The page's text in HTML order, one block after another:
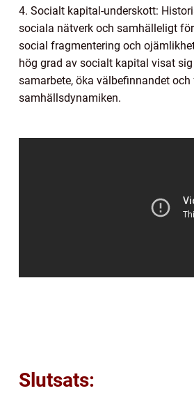
4. Socialt kapital-underskott:
sociala nätverk och samhälleligt
social fragmentering och
hög grad av socialt kapital visat
samarbete, öka välbefinnandet
samhällsdynamiken.
Slutsats: